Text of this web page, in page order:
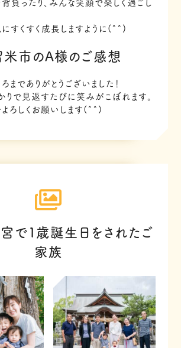
負ったり、みんな笑顔で楽しく過ごし
すくすく成長しますように(^^)
米市のA様のご感想
までありがとうございました！
で見返すたびに笑みがこぼれます。
ろしくお願いします(^^)
で１歳誕生日をされたご
家族